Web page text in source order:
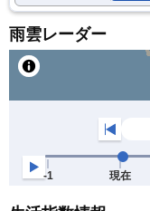
雨雲レーダー